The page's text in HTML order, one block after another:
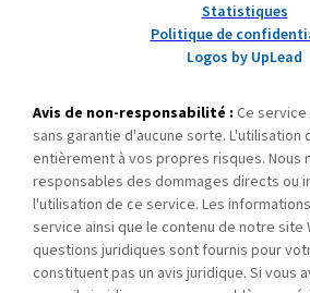
Statistiques
Politique de
Logos by UpLead
Avis de non-responsabilité : Ce
sans garantie d'aucune sorte. L'utilisation
entièrement à vos propres risques. Nous
responsables des dommages directs ou
l'utilisation de ce service. Les
service ainsi que le contenu de notre site
questions juridiques sont fournis pour
constituent pas un avis juridique. Si vous